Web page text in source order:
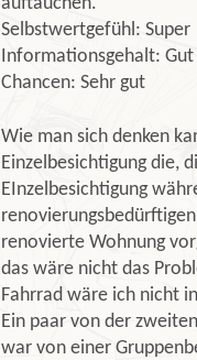
auftauchen.
Selbstwertgefühl: Super
Informationsgehalt:
Chancen: Sehr gut
Wie man sich denken
Einzelbesichtigung die,
EInzelbesichtigung
renovierte Wohnung
das wäre nicht das
Fahrrad wäre ich nicht
Ein paar von der
war von einer